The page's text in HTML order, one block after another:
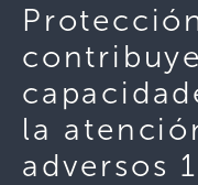
la
adversos